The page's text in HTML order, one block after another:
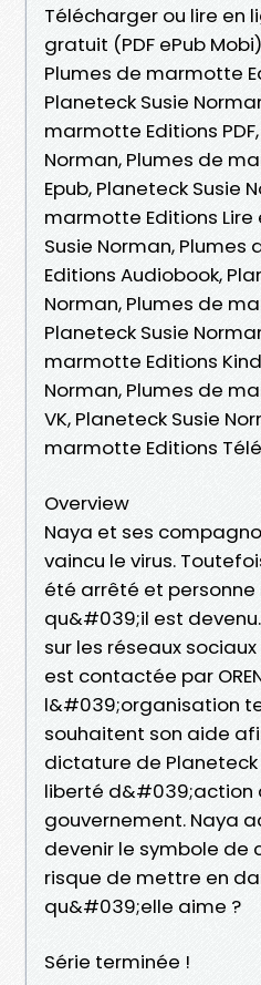
Télécharger ou lire en
gratuit (PDF ePub
Plumes de marmotte
Planeteck Susie
marmotte Editions
Norman, Plumes de
Epub, Planeteck Susie
marmotte Editions Lire
Susie Norman,
Editions Audiobook,
Norman, Plumes de
Planeteck Susie
marmotte Editions
Norman, Plumes de
VK, Planeteck Susie
marmotte Editions
Overview
Naya et ses
vaincu le virus.
été arrêté et personne
qu&#039;il est
sur les réseaux
est contactée par
l&#039;organisation
souhaitent son aide
dictature de
liberté d&#039;action
gouvernement. Naya
devenir le symbole de
risque de mettre en
qu&#039;elle aime ?
Série terminée !